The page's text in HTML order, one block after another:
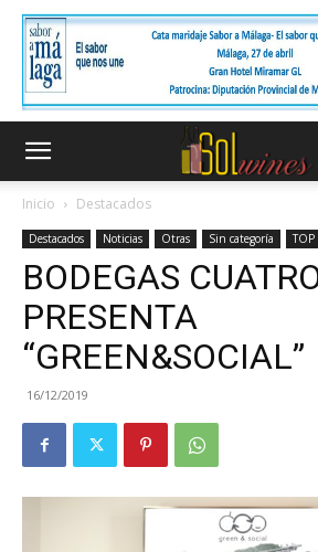
Inicio Destacados
Destacados Noticias Otras Sin categoría TOP
BODEGAS
PRESENTA
“GREEN&SOCIAL”
16/12/2019